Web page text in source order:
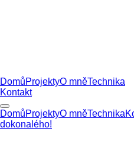
DomůProjektyO mněTechnika
Kontakt
DomůProjektyO mněTechnika
dokonalého!